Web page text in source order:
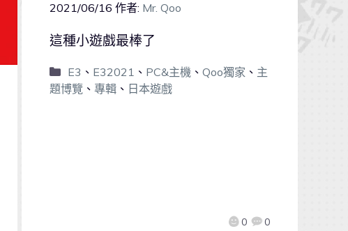
2021/06/16 作者: Mr. Qoo
0 0
這種小遊戲最棒了
E3 、 E32021 、 PC&主機 、 Qoo獨家 、 主
題博覽 、 專輯 、 日本遊戲